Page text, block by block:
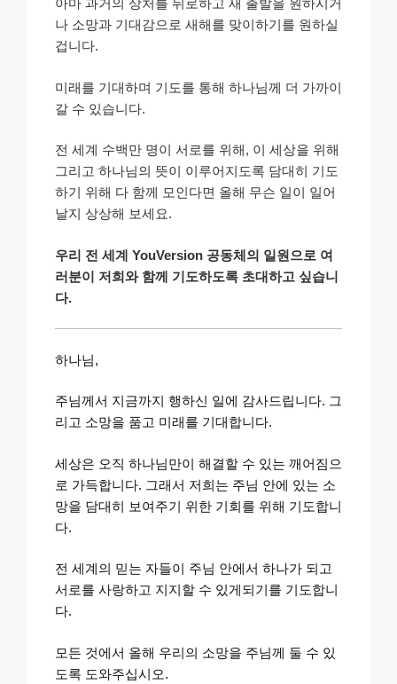
아마 과거의 상처를 뒤로하고 새 출발을 원하시거
나 소망과 기대감으로 새해를 맞이하기를 원하실
겁니다.
미래를 기대하며 기도를 통해 하나님께 더 가까이
갈 수 있습니다.
전 세계 수백만 명이 서로를 위해, 이 세상을 위해
그리고 하나님의 뜻이 이루어지도록 담대히 기도
하기 위해 다 함께 모인다면 올해 무슨 일이 일어
날지 상상해 보세요.
우리 전 세계 YouVersion 공동체의 일원으로 여
러분이 저희와 함께 기도하도록 초대하고 싶습니
다.
하나님,
주님께서 지금까지 행하신 일에 감사드립니다. 그
리고 소망을 품고 미래를 기대합니다.
세상은 오직 하나님만이 해결할 수 있는 깨어짐으
로 가득합니다. 그래서 저희는 주님 안에 있는 소
망을 담대히 보여주기 위한 기회를 위해 기도합니
다.
전 세계의 믿는 자들이 주님 안에서 하나가 되고
서로를 사랑하고 지지할 수 있게되기를 기도합니
다.
모든 것에서 올해 우리의 소망을 주님께 둘 수 있
도록 도와주십시오.